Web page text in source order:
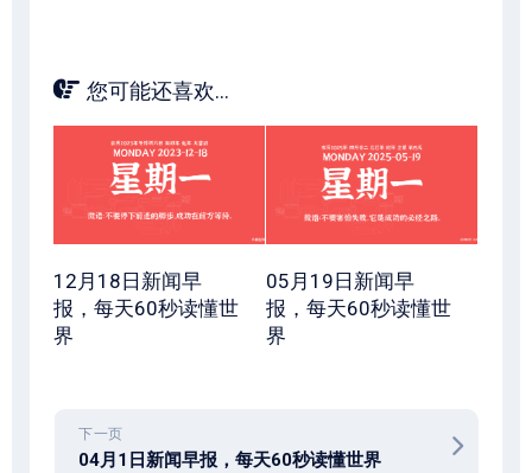
您可能还喜欢...
12月18日新闻早
报，每天60秒读懂世
界
05月19日新闻早
报，每天60秒读懂世
界
下一页
04月1日新闻早报，每天60秒读懂世界